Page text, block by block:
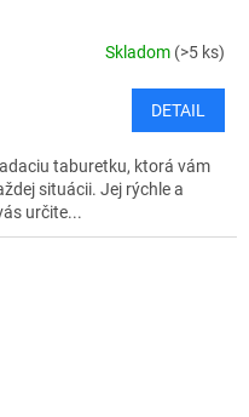
Skladom (>5 ks)
DETAIL
taburetku, ktorá vám
situácii. Jej rýchle a
určite...